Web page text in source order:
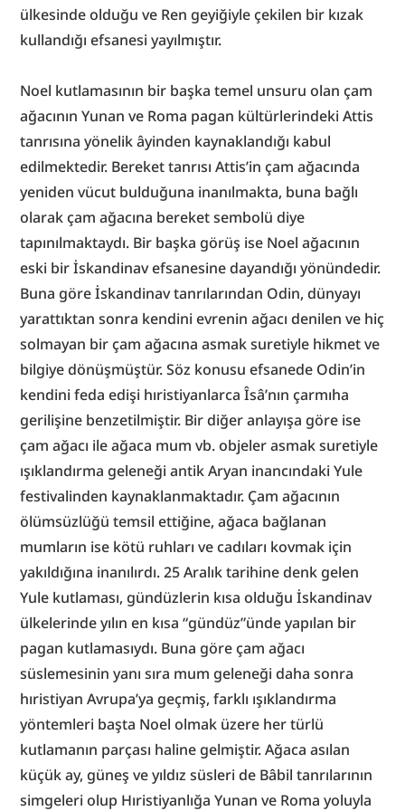
ülkesinde olduğu ve Ren geyiğiyle çekilen bir kızak
kullandığı efsanesi yayılmıştır.
Noel kutlamasının bir başka temel unsuru olan çam
ağacının Yunan ve Roma pagan kültürlerindeki Attis
tanrısına yönelik âyinden kaynaklandığı kabul
edilmektedir. Bereket tanrısı Attis’in çam ağacında
yeniden vücut bulduğuna inanılmakta, buna bağlı
olarak çam ağacına bereket sembolü diye
tapınılmaktaydı. Bir başka görüş ise Noel ağacının
eski bir İskandinav efsanesine dayandığı yönündedir.
Buna göre İskandinav tanrılarından Odin, dünyayı
yarattıktan sonra kendini evrenin ağacı denilen ve hiç
solmayan bir çam ağacına asmak suretiyle hikmet ve
bilgiye dönüşmüştür. Söz konusu efsanede Odin’in
kendini feda edişi hıristiyanlarca Îsâ’nın çarmıha
gerilişine benzetilmiştir. Bir diğer anlayışa göre ise
çam ağacı ile ağaca mum vb. objeler asmak suretiyle
ışıklandırma geleneği antik Aryan inancındaki Yule
festivalinden kaynaklanmaktadır. Çam ağacının
ölümsüzlüğü temsil ettiğine, ağaca bağlanan
mumların ise kötü ruhları ve cadıları kovmak için
yakıldığına inanılırdı. 25 Aralık tarihine denk gelen
Yule kutlaması, gündüzlerin kısa olduğu İskandinav
ülkelerinde yılın en kısa “gündüz”ünde yapılan bir
pagan kutlamasıydı. Buna göre çam ağacı
süslemesinin yanı sıra mum geleneği daha sonra
hıristiyan Avrupa’ya geçmiş, farklı ışıklandırma
yöntemleri başta Noel olmak üzere her türlü
kutlamanın parçası haline gelmiştir. Ağaca asılan
küçük ay, güneş ve yıldız süsleri de Bâbil tanrılarının
simgeleri olup Hıristiyanlığa Yunan ve Roma yoluyla